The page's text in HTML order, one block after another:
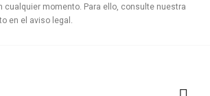
cualquier momento. Para ello, consulte nuestra
en el aviso legal.